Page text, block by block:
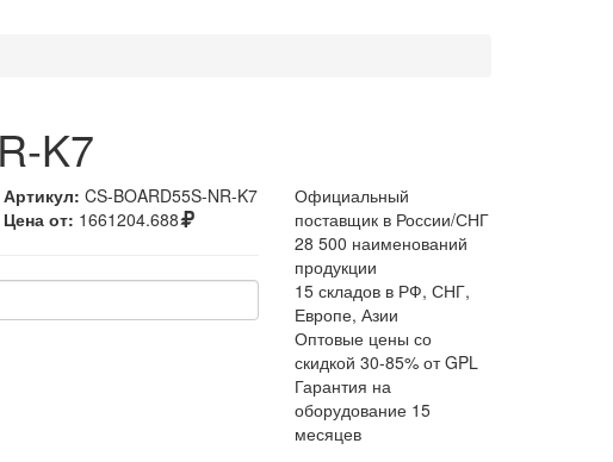
K7
Артикул: CS-BOARD55S-NR-K7
Цена от: 1661204.688
Официальный
поставщик в России/СНГ
28 500 наименований
продукции
15 складов в РФ, СНГ,
Европе, Азии
Оптовые цены со
скидкой 30-85% от GPL
Гарантия на
оборудование 15
месяцев